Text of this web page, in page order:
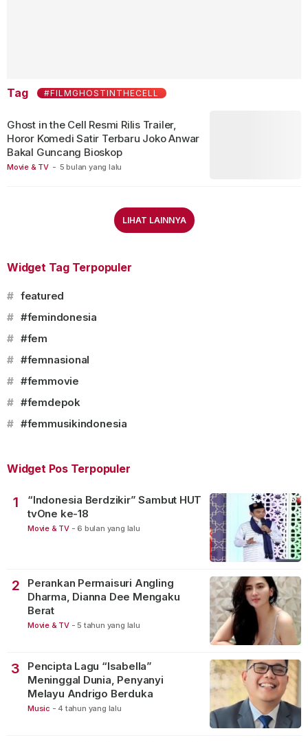
Tag #FILMGHOSTINTHECELL
Movie & TV - 5 bulan yang lalu
Ghost in the Cell Resmi Rilis Trailer,
Horor Komedi Satir Terbaru Joko Anwar
Bakal Guncang Bioskop
LIHAT LAINNYA
Widget Tag Terpopuler
# featured
# #femindonesia
# #fem
# #femnasional
# #femmovie
# #femdepok
# #femmusikindonesia
Widget Pos Terpopuler
1
“Indonesia Berdzikir” Sambut HUT
tvOne ke-18
Movie & TV - 6 bulan yang lalu
2
Perankan Permaisuri Angling
Dharma, Dianna Dee Mengaku
Berat
Movie & TV - 5 tahun yang lalu
3
Pencipta Lagu “Isabella”
Meninggal Dunia, Penyanyi
Melayu Andrigo Berduka
Music - 4 tahun yang lalu